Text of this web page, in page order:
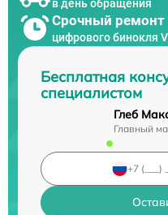
в день обращения
Срочный ремонт
цифрового бинокля
Бесплатная
специалистом
Глеб
Главный